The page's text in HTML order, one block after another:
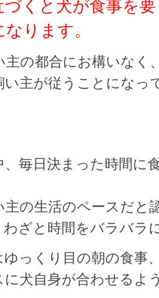
くと犬が食事を要
ります。
主の都合にお構いなく
い主が従うことになっ
毎日決まった時間に
主の生活のペースだと
わざと時間をバラバラ
っくり目の朝の食事
に犬自身が合わせるよ